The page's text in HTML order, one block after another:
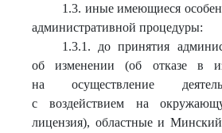
1.3. иные имеющиеся
административной процедуры:
1.3.1. до принятия
об изменении (об отказе в
на осуществление
с воздействием на
лицензия), областные и